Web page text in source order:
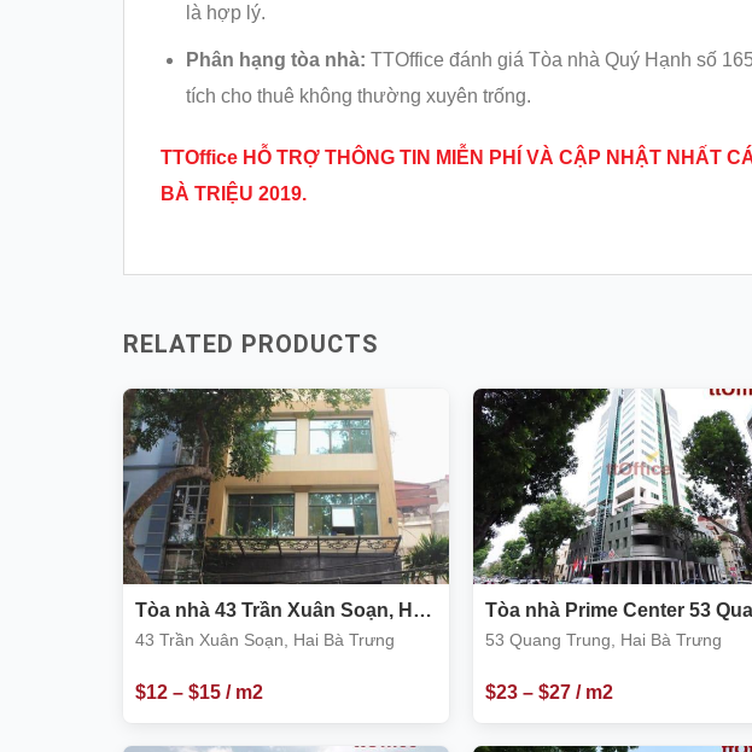
là hợp lý.
Phân hạng tòa nhà: TTOffice đánh giá Tòa nhà Quý Hạnh số
tích cho thuê không thường xuyên trống.
TTOffice HỖ TRỢ THÔNG TIN MIỄN PHÍ VÀ CẬP NHẬT NHẤT
BÀ TRIỆU 2019.
RELATED PRODUCTS
Tòa nhà 43 Trần Xuân Soạn, Hai
Bà Trưng
43 Trần Xuân Soạn, Hai Bà Trưng
$12– $15/ m2
Tòa nhà Prime Center 53
Trung, Hai Bà Trưng
53 Quang Trung, Hai Bà Trưng
$23– $27/ m2